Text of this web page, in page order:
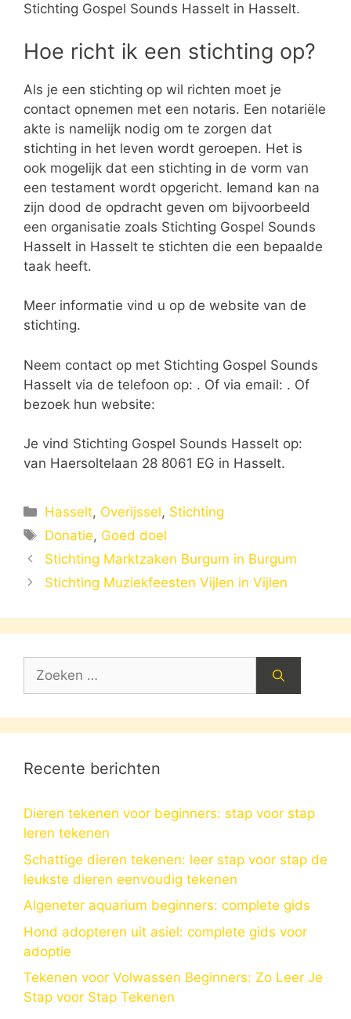
Stichting Gospel Sounds Hasselt in Hasselt.
Hoe richt ik een stichting op?
Als je een stichting op wil richten moet je
contact opnemen met een notaris. Een notariële
akte is namelijk nodig om te zorgen dat
stichting in het leven wordt geroepen. Het is
ook mogelijk dat een stichting in de vorm van
een testament wordt opgericht. Iemand kan na
zijn dood de opdracht geven om bijvoorbeeld
een organisatie zoals Stichting Gospel Sounds
Hasselt in Hasselt te stichten die een bepaalde
taak heeft.
Meer informatie vind u op de website van de
stichting.
Neem contact op met Stichting Gospel Sounds
Hasselt via de telefoon op: . Of via email: . Of
bezoek hun website:
Je vind Stichting Gospel Sounds Hasselt op:
van Haersoltelaan 28 8061 EG in Hasselt.
Categorieën
Hasselt, Overijssel, Stichting
Tags
Donatie, Goed doel
Stichting Marktzaken Burgum in Burgum
Stichting Muziekfeesten Vijlen in Vijlen
Zoek
Recente berichten
Dieren tekenen voor beginners: stap voor stap
leren tekenen
Schattige dieren tekenen: leer stap voor stap de
leukste dieren eenvoudig tekenen
Algeneter aquarium beginners: complete gids
Hond adopteren uit asiel: complete gids voor
adoptie
Tekenen voor Volwassen Beginners: Zo Leer Je
Stap voor Stap Tekenen